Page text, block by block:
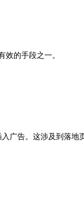
的手段之一。
广告。这涉及到落地